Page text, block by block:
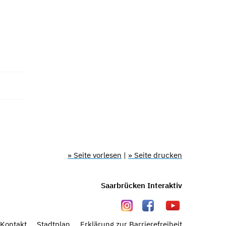
» Seite vorlesen | » Seite drucken
Saarbrücken Interaktiv